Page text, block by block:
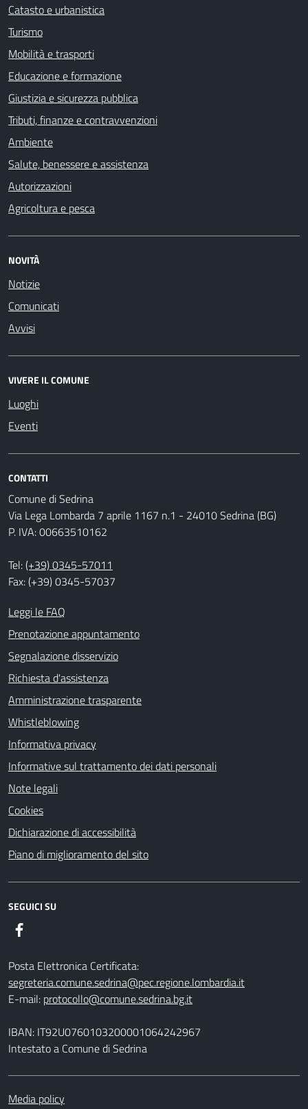
Catasto e urbanistica
Turismo
Mobilità e trasporti
Educazione e formazione
Giustizia e sicurezza pubblica
Tributi, finanze e contravvenzioni
Ambiente
Salute, benessere e assistenza
Autorizzazioni
Agricoltura e pesca
NOVITÀ
Notizie
Comunicati
Avvisi
VIVERE IL COMUNE
Luoghi
Eventi
CONTATTI
Comune di Sedrina
Via Lega Lombarda 7 aprile 1167 n.1 - 24010 Sedrina (BG)
P. IVA: 00663510162
Tel:(+39) 0345-57011
Fax: (+39) 0345-57037
Leggi le FAQ
Prenotazione appuntamento
Segnalazione disservizio
Richiesta d'assistenza
Amministrazione trasparente
Whistleblowing
Informativa privacy
Informative sul trattamento dei dati personali
Note legali
Cookies
Dichiarazione di accessibilità
Piano di miglioramento del sito
SEGUICI SU
Posta Elettronica Certificata:
segreteria.comune.sedrina@pec.regione.lombardia.it
E-mail: protocollo@comune.sedrina.bg.it
IBAN: IT92U0760103200001064242967
Intestato a Comune di Sedrina
Media policy